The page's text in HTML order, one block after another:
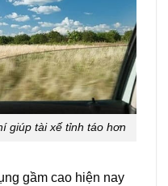
giúp tài xế tỉnh táo hơn
gầm cao hiện nay